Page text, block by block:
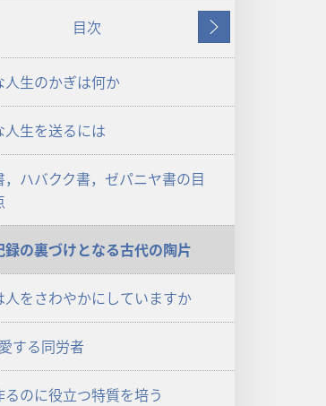
ダ
ウ
ン
ド
オ
ショ
の
み
の
塔」
究
用）
目次
次
へ
人生のかぎは何か
人生を送るには
，ハバクク書，ゼパニヤ書の目
録の裏づけとなる古代の陶片
人をさわやかにしていますか
する同労者
るのに役立つ特質を培う